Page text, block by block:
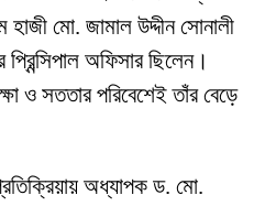
হাজী মো. জামাল উদ্দীন সোনালী
অফিসার ছিলেন।
ও সততার পরিবেশেই তাঁর বেড়ে
অধ্যাপক ড. মো.